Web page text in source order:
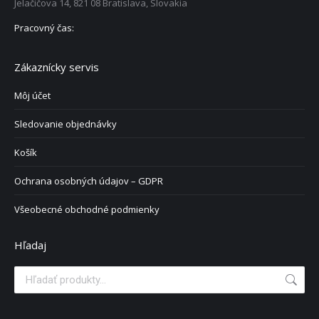
Jelačičova 14, 821 08 Bratislava, Slovakia
Pracovný čas:
Zákaznícky servis
Môj účet
Sledovanie objednávky
Košík
Ochrana osobných údajov – GDPR
Všeobecné obchodné podmienky
Hľadaj